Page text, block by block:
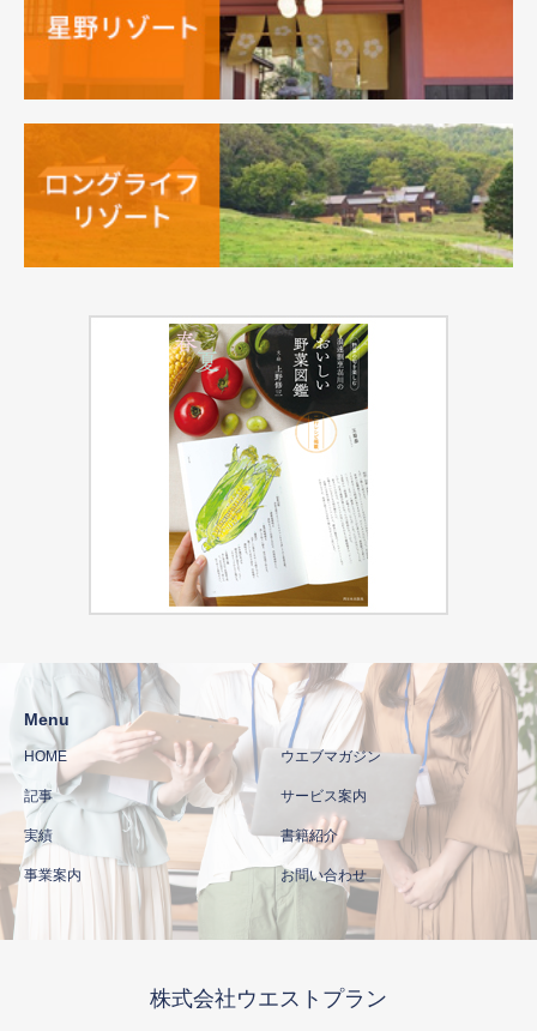
Menu
HOME ウエブマガジン
記事 サービス案内
実績 書籍紹介
事業案内 お問い合わせ
株式会社ウエストプラン